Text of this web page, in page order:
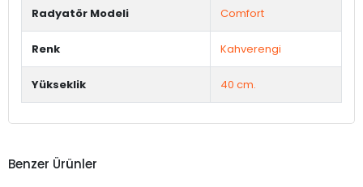
Radyatör Modeli Comfort
Renk Kahverengi
Yükseklik 40 cm.
Benzer Ürünler